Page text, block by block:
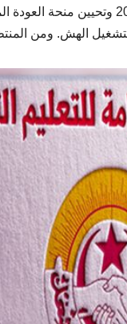
سنوات 2026\2027\2028
الهش. ومن المنتظر إمضاء